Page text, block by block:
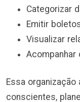
Categorizar
Emitir
Visualizar
Acompanhar
Essa
conscientes,